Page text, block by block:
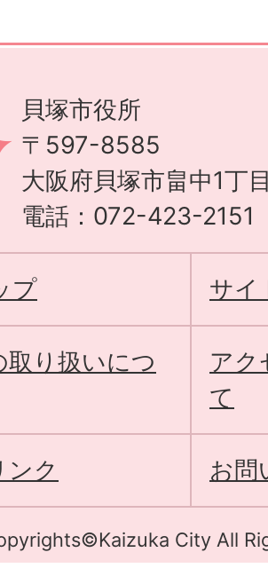
貝塚市役所
〒597-8585
大阪府貝塚市畠中1丁
電話：072-423-2151
プ サイ
取り扱いにつ
アク
て
ンク お問
City All